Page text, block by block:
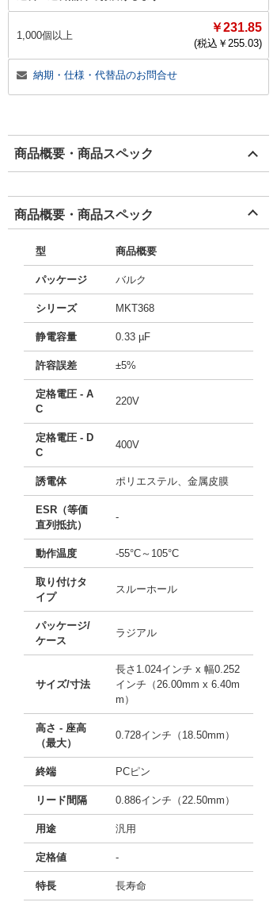
1,000個以上
￥231.85
(税込￥ 255.03)
納期・仕様・代替品のお問合せ
商品概要・商品スペック
商品概要・商品スペック
型 商品概要
パッケージ バルク
シリーズ MKT368
静電容量 0.33 µF
許容誤差 ±5%
定格電圧 - A
C
220V
定格電圧 - D
C
400V
誘電体 ポリエステル、金属皮膜
ESR（等価
直列抵抗）
-
動作温度 -55°C～105°C
取り付けタ
イプ
スルーホール
パッケージ/
ケース
ラジアル
サイズ/寸法
長さ1.024インチ x 幅0.252
インチ（26.00mm x 6.40m
m）
高さ - 座高
（最大）
0.728インチ（18.50mm）
終端 PCピン
リード間隔 0.886インチ（22.50mm）
用途 汎用
定格値 -
特長 長寿命